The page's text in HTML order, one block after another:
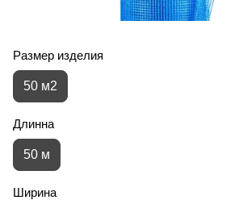
Размер изделия
50 м2
Длинна
50 м
Ширина